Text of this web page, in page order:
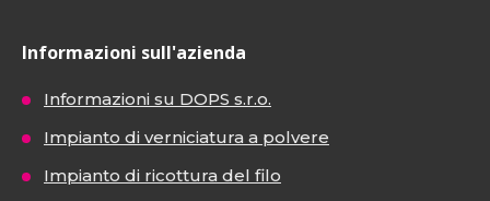
Informazioni sull'azienda
Informazioni su DOPS s.r.o.
Impianto di verniciatura a polvere
Impianto di ricottura del filo